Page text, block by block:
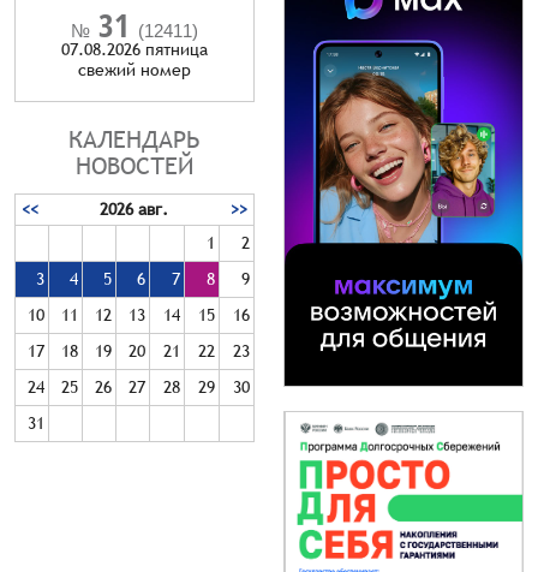
№ 31 (12411)
07.08.2026 пятница
cвежий номер
КАЛЕНДАРЬ
НОВОСТЕЙ
<< 2026 авг.
>>
1
2
3
4 5 6 7 8
9
10
11 12 13 14 15
16
17
18 19 20 21 22
23
24
25 26 27 28 29
30
31